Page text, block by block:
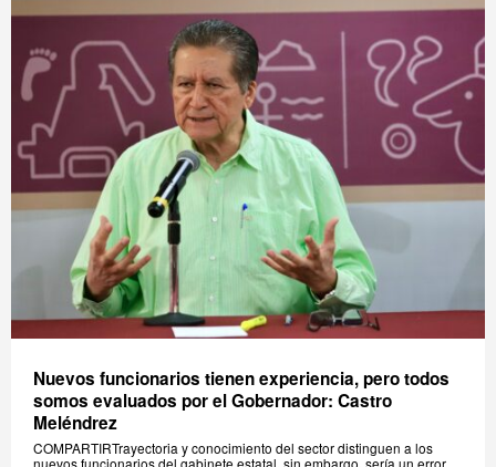
Nuevos funcionarios tienen experiencia, pero todos
somos evaluados por el Gobernador: Castro
Meléndrez
COMPARTIRTrayectoria y conocimiento del sector distinguen a los